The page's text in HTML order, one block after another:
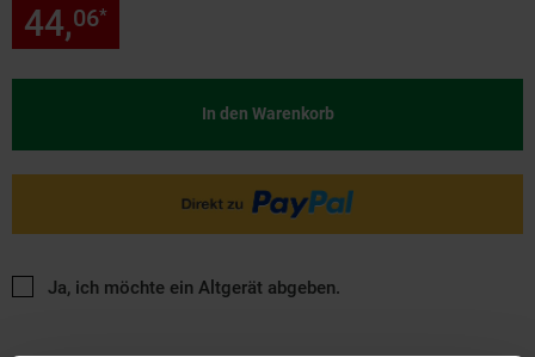
44,06*
In den Warenkorb
Ja, ich möchte ein Altgerät abgeben.